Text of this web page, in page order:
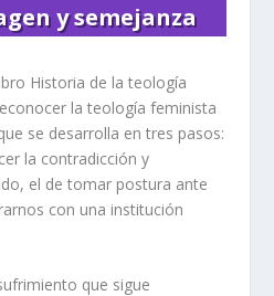
y semejanza
Historia de la teología
la teología feminista
se desarrolla en tres pasos:
la contradicción y
el de tomar postura ante
con una institución
que sigue